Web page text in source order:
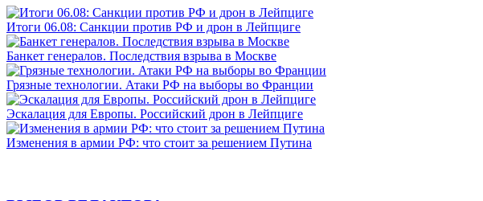
Итоги 06.08: Санкции против РФ и дрон в Лейпциге
Банкет генералов. Последствия взрыва в Москве
Грязные технологии. Атаки РФ на выборы во Франции
Эскалация для Европы. Российский дрон в Лейпциге
Изменения в армии РФ: что стоит за решением Путина